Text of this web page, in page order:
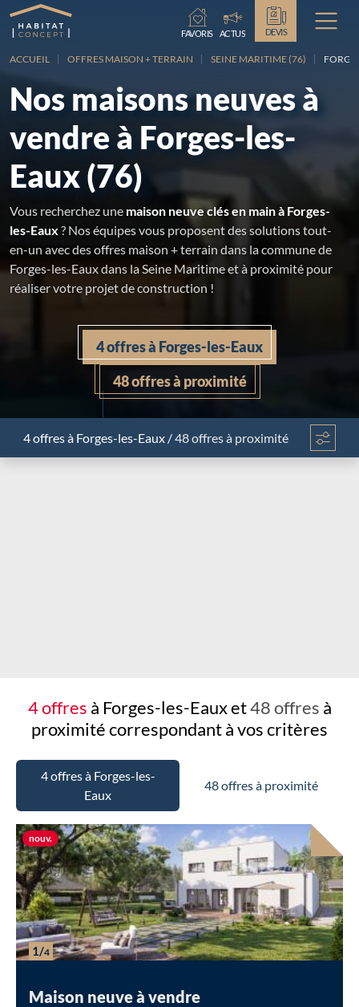
Chargement...
FAVORIS
ACTUS DEVIS
ACCUEIL OFFRES MAISON + TERRAIN SEINE MARITIME (76)
Nos maisons neuves à
vendre à Forges-les-
Eaux (76)
Vous recherchez une maison neuve clés en main à Forges-
les-Eaux ? Nos équipes vous proposent des solutions tout-
en-un avec des offres maison + terrain dans la commune de
Forges-les-Eaux dans la Seine Maritime et à proximité pour
réaliser votre projet de construction !
4 offres à Forges-les-Eaux
48 offres à proximité
4 offresà Forges-les-Eaux /48 offres à proximité
4 offres à Forges-les-Eaux et48 offres à
proximitécorrespondant à vos critères
4 offres à Forges-les-
Eaux
48 offres à proximité
1/4
Maison neuve à vendre
nouv.Nouvelle offre